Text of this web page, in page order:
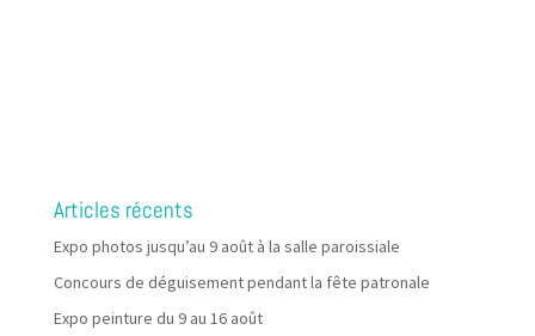
Articles récents
Expo photos jusqu’au 9 août à la salle paroissiale
Concours de déguisement pendant la fête patronale
Expo peinture du 9 au 16 août